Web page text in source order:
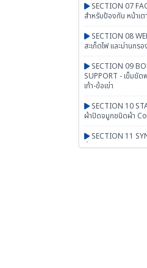
SECTION 07
สำหรับป้องกัน หน้าเ
SECTION 08
สะเก็ดไฟ และม่านกร
SECTION 09
SUPPORT - เข็มขั
เท้า-ข้อเข่า
SECTION 10
ผ้าปิดจมูกชนิดผ้า
SECTION 11
ผ้าปิดจมูกเสริมใยสังเ